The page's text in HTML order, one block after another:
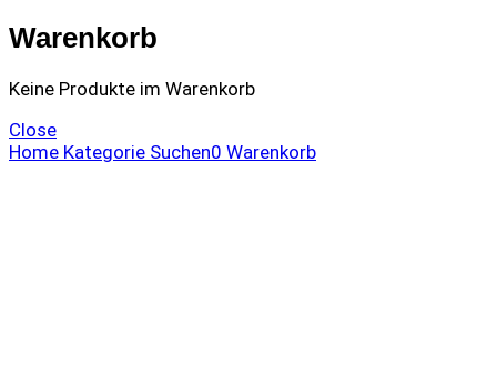
Warenkorb
Keine Produkte im Warenkorb
Close
Home Kategorie Suchen0 Warenkorb